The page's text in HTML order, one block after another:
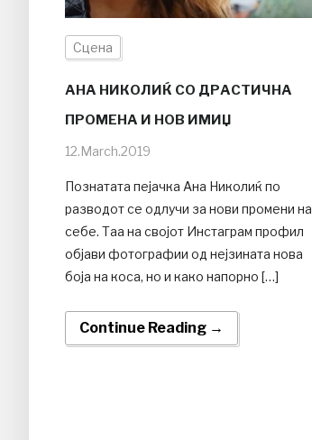
Сцена
АНА НИКОЛИЌ СО ДРАСТИЧНА
ПРОМЕНА И НОВ ИМИЏ
12.March.2019
Познатата пејачка Ана Николиќ по
разводот се одлучи за нови промени на
себе. Таа на својот Инстаграм профил
објави фотографии од нејзината нова
боја на коса, но и како напорно […]
Continue Reading →